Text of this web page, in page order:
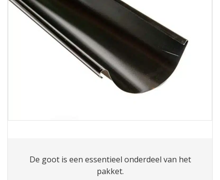
De goot is een essentieel onderdeel van het
pakket.